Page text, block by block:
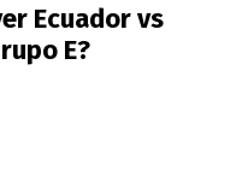
Ecuador vs
E?